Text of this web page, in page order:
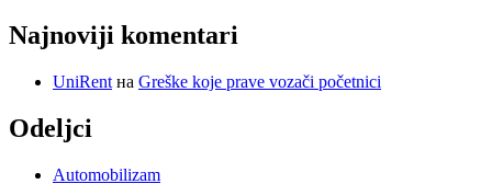
Najnoviji komentari
UniRent на Greške koje prave vozači početnici
Odeljci
Automobilizam